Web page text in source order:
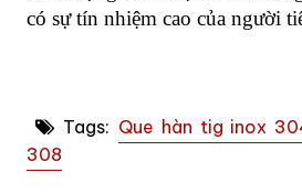
có sự tín nhiệm cao của người
Tags: Que hàn tig inox
308